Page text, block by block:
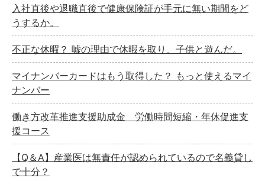
入社直後や退職直後で健康保険証が手元に無い期間をど
うするか。
不正な休暇？ 嘘の理由で休暇を取り、子供と遊んだ。
マイナンバーカードはもう取得した？ もっと使えるマイ
ナンバー
働き方改革推進支援助成金 労働時間短縮・年休促進支
援コース
【Q＆A】産業医は無責任が認められているので名義貸し
で十分？